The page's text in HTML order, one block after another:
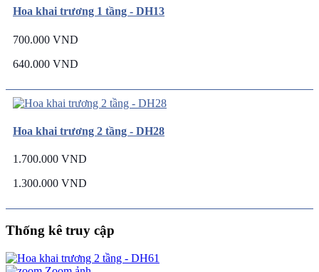
Hoa khai trương 1 tầng - DH13
700.000 VND
640.000 VND
Hoa khai trương 2 tầng - DH28
1.700.000 VND
1.300.000 VND
Thống kê truy cập